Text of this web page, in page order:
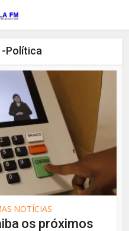
Política
NOTÍCIAS
os próximos